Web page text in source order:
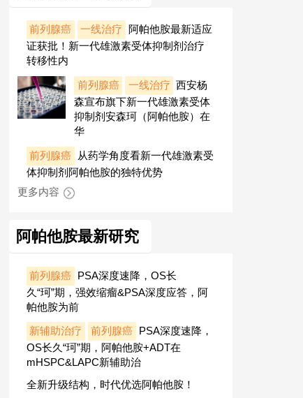
前列腺癌 一线治疗
阿帕他胺最新适应
证获批！新一代雄激素受体抑制剂治疗
转移性内
前列腺癌 一线治疗 西安杨
森宣布旗下新一代雄激素受体
抑制剂安森珂（阿帕他胺）在
华
前列腺癌
从药学角度看新一代雄激素受
体抑制剂阿帕他胺的独特优势
更多内容
阿帕他胺最新研究
前列腺癌 PSA深度速降，OS长
久“珂”期，强效缩瘤&PSA深度应答，阿
帕他胺为前
新辅助治疗 前列腺癌 PSA深度速降，
OS长久“珂”期，阿帕他胺+ADT在
mHSPC&LAPC新辅助治
全新升级结构，时代优选阿帕他胺！